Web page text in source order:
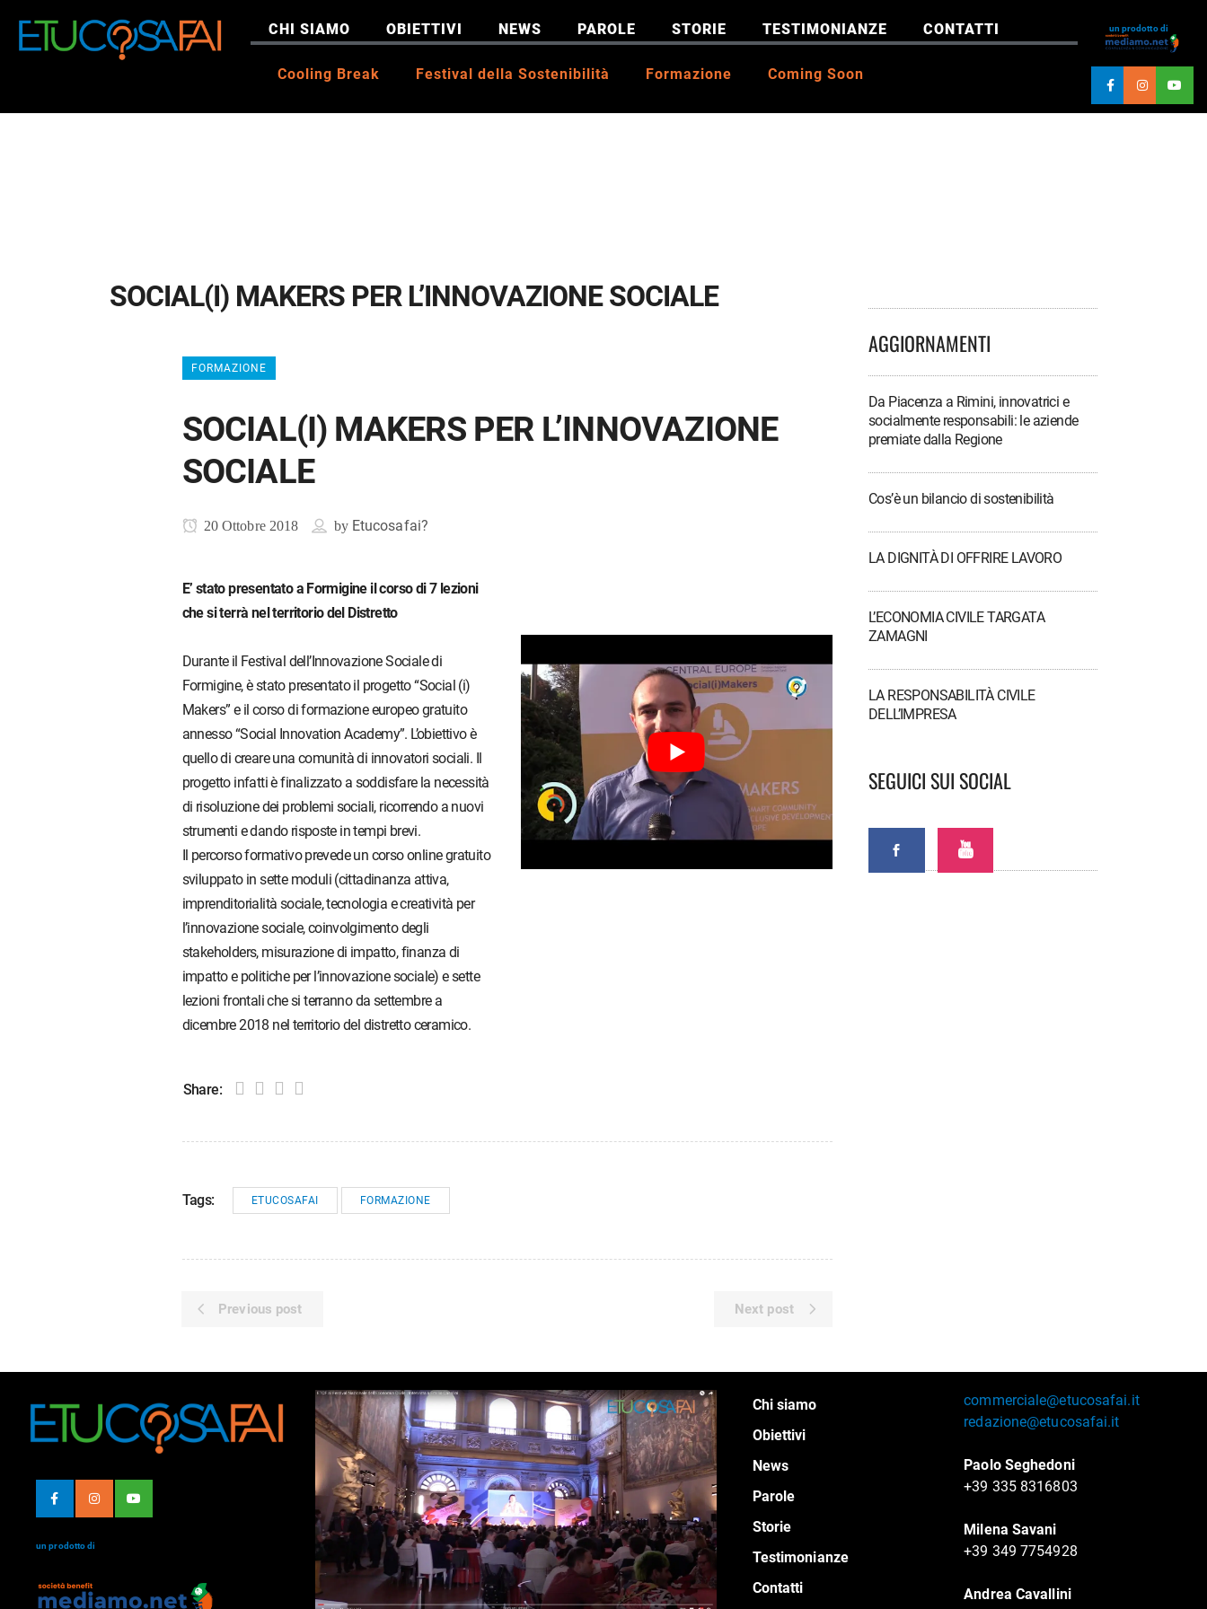
CHI SIAMO OBIETTIVI NEWS PAROLE STORIE TESTIMONIANZE CONTATTI
Cooling Break Festival della Sostenibilità Formazione Coming Soon
un prodotto di
SOCIAL(I) MAKERS PER L’INNOVAZIONE SOCIALE
FORMAZIONE
SOCIAL(I) MAKERS PER L’INNOVAZIONE
SOCIALE
20 Ottobre 2018 by Etucosafai?
E’ stato presentato a Formigine il corso di 7 lezioni
che si terrà nel territorio del Distretto
Durante il Festival dell’Innovazione Sociale di
Formigine, è stato presentato il progetto “Social (i)
Makers” e il corso di formazione europeo gratuito
annesso “Social Innovation Academy”. L’obiettivo è
quello di creare una comunità di innovatori sociali. Il
progetto infatti è finalizzato a soddisfare la necessità
di risoluzione dei problemi sociali, ricorrendo a nuovi
strumenti e dando risposte in tempi brevi.
Il percorso formativo prevede un corso online gratuito
sviluppato in sette moduli (cittadinanza attiva,
imprenditorialità sociale, tecnologia e creatività per
l’innovazione sociale, coinvolgimento degli
stakeholders, misurazione di impatto, finanza di
impatto e politiche per l’innovazione sociale) e sette
lezioni frontali che si terranno da settembre a
dicembre 2018 nel territorio del distretto ceramico.
Share:
Tags: ETUCOSAFAI FORMAZIONE
Previous post Next post
AGGIORNAMENTI
Da Piacenza a Rimini, innovatrici e
socialmente responsabili: le aziende
premiate dalla Regione
Cos’è un bilancio di sostenibilità
LA DIGNITÀ DI OFFRIRE LAVORO
L’ECONOMIA CIVILE TARGATA
ZAMAGNI
LA RESPONSABILITÀ CIVILE
DELL’IMPRESA
SEGUICI SUI SOCIAL
un prodotto di
Chi siamo
Obiettivi
News
Parole
Storie
Testimonianze
Contatti
commerciale@etucosafai.it
redazione@etucosafai.it
Paolo Seghedoni
+39 335 8316803
Milena Savani
+39 349 7754928
Andrea Cavallini